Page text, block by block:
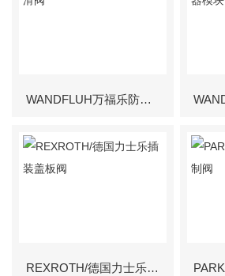
WANDFLUH万福乐防爆滑阀
REXROTH/德国力士乐插装盖板阀